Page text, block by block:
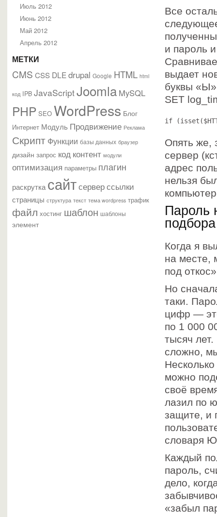
Июль 2012
Июнь 2012
Май 2012
Апрель 2012
МЕТКИ
CMS CSS DLEdrupal Google HTML html
код IPB JavaScriptJoomla MySQL
PHP SEO WordPress Блог
Интернет Модуль Продвижение Реклама
Скрипт Функции базы данных браузер
дизайн запрос код контент модули
оптимизация параметры плагин
раскрутка сайтсерверссылки
страницы структура текст тема wordpress трафик
файл хостинг шаблон шаблоны
элемент
Все
и пароль
выдает
буквы «Ы»
SET
if
Опять же,
сервер
адрес
нельзя
Пароль
подбора
Когда я
на месте,
под
Но
таки.
цифр —
по 1 000
тысяч
сложно,
можно
своё
лазил по
защите, и
словаря
Каждый
пароль,
дело,
«забыл